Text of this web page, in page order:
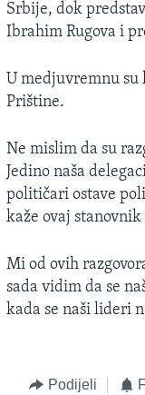
Srbije, dok
Ibrahim Rugova i
U medjuvremnu su
Prištine.
Ne mislim da su
Jedino naša
političari ostave
kaže ovaj
Mi od ovih
sada vidim da se
kada se naši lideri
Podijeli